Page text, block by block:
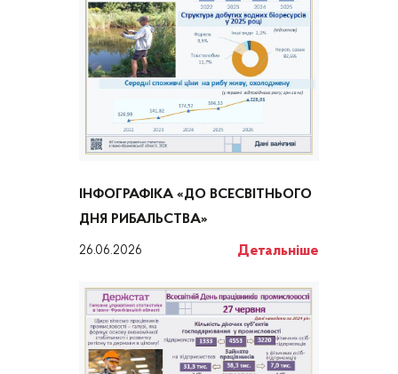
ІНФОГРАФІКА «ДО ВСЕСВІТНЬОГО
ДНЯ РИБАЛЬСТВА»
26.06.2026 Детальніше